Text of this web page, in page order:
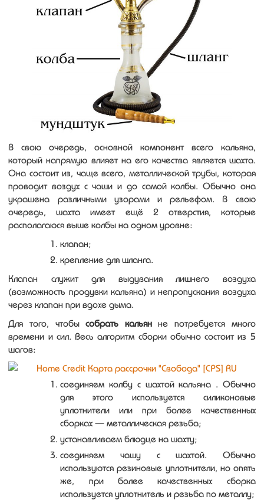
В свою очередь, основной компонент всего кальяна,
который напрямую влияет на его качества является шахта.
Она состоит из, чаще всего, металлической трубы, которая
проводит воздух с чаши и до самой колбы. Обычно она
украшена различными узорами и рельефом. В свою
очередь, шахта имеет ещё 2 отверстия, которые
располагаюся выше колбы на одном уровне:
клапан;
крепление для шланга.
Клапан служит для выдувания лишнего воздуха
(возможность продувки кальяна) и непропускания воздуха
через клапан при вдохе дыма.
Для того, чтобысобрать кальянне потребуется много
времени и сил. Весь алгоритм сборки обычно состоит из 5
шагов:
соединяем колбу с шахтой кальяна . Обычно
для этого используется силиконовые
уплотнители или при более качественных
сборках — металлическая резьба;
устанавливаем блюдце на шахту;
соединяем чашу с шахтой. Обычно
используются резиновые уплотнители, но опять
же, при более качественных сборка
используется уплотнитель и резьба по металлу;